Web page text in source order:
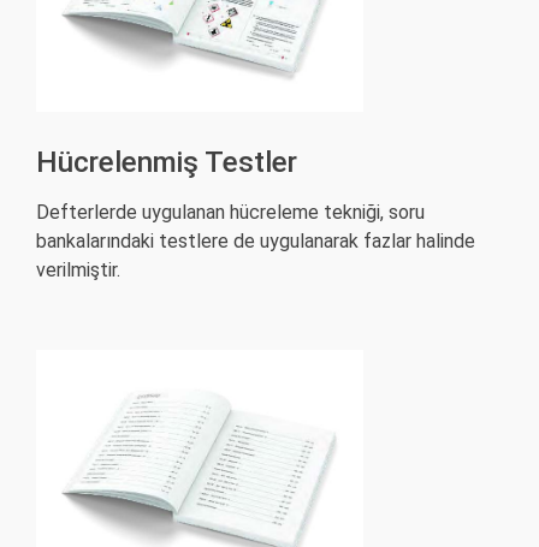
Hücrelenmiş Testler
Defterlerde uygulanan hücreleme tekniği, soru
bankalarındaki testlere de uygulanarak fazlar halinde
verilmiştir.